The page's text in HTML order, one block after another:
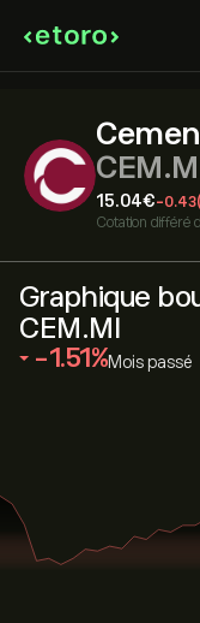
15.04‎€‎-0.43
Cotation différé
Graphique
CEM.MI
‎-1.51‎ Mois passé